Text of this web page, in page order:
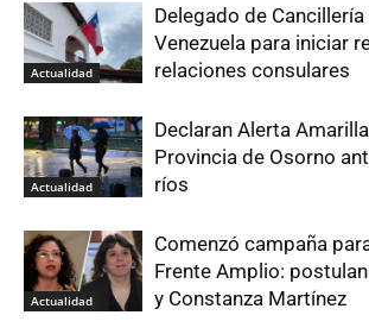
Actualidad
Delegado de Cancillería
Venezuela para iniciar
relaciones consulares
Actualidad
Declaran Alerta
Provincia de Osorno
ríos
Actualidad
Comenzó campaña
Frente Amplio:
y Constanza Martínez